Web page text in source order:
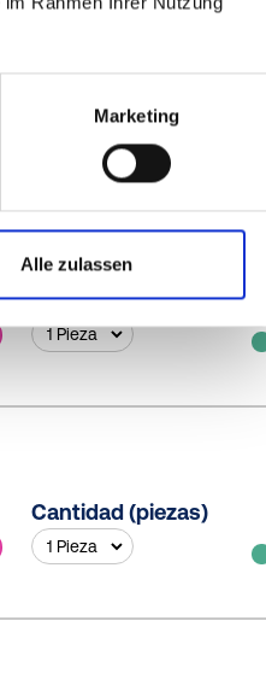
Marketing
Alle zulassen
OFERTA SIN
Cantidad (piezas)
Cantidad (piezas)